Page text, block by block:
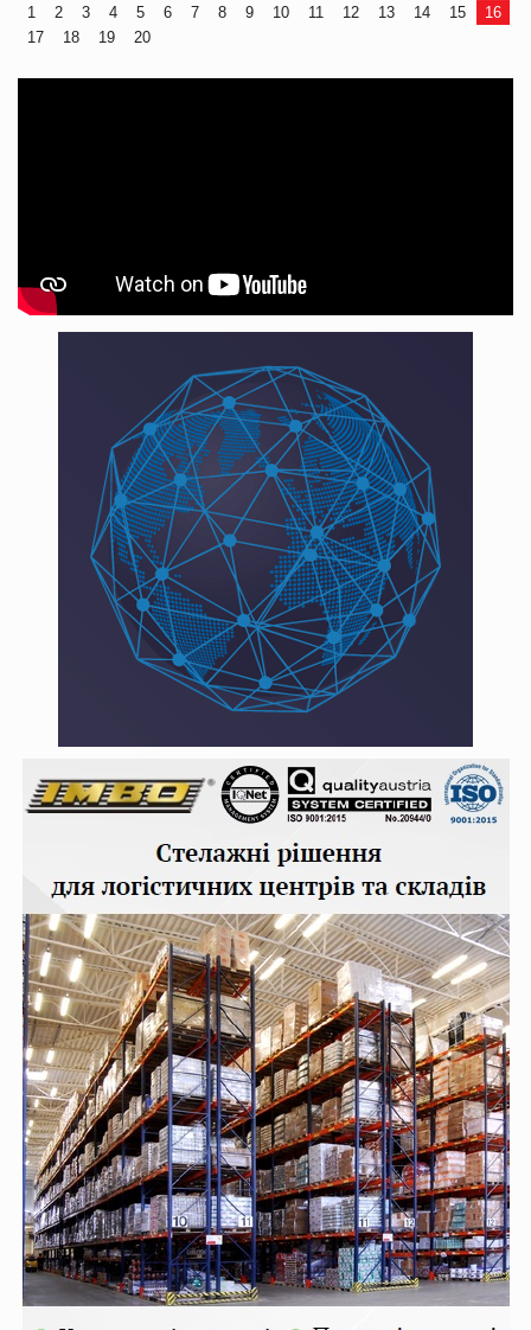
1 2 3 4 5 6 7 8 9 10 11 12 13 14 15
16
17
18 19 20